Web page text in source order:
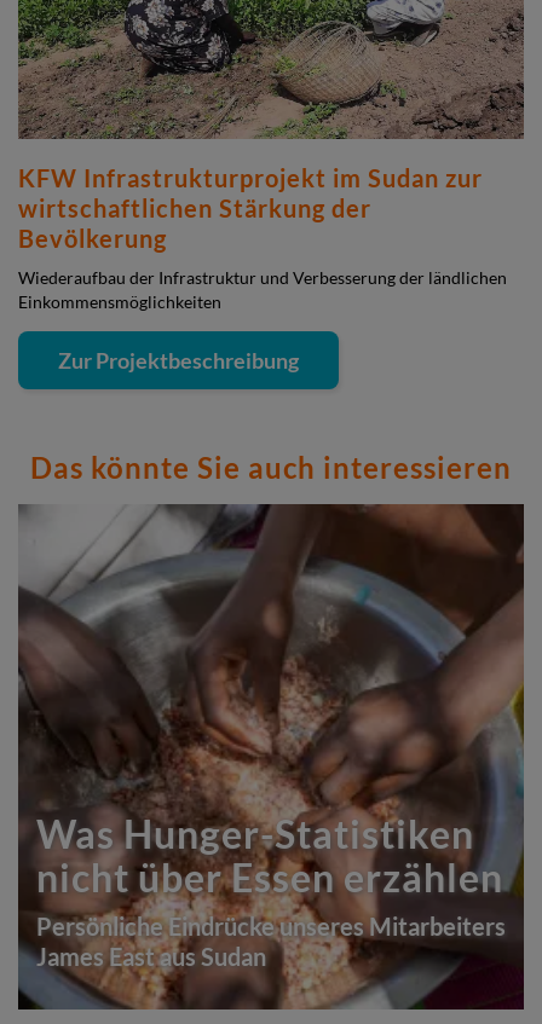
KFW Infrastrukturprojekt im Sudan zur
wirtschaftlichen Stärkung der
Bevölkerung
Wiederaufbau der Infrastruktur und Verbesserung der ländlichen
Einkommensmöglichkeiten
Zur Projektbeschreibung
Das könnte Sie auch interessieren
Was Hunger-Statistiken
nicht über Essen erzählen
Persönliche Eindrücke unseres Mitarbeiters
James East aus Sudan